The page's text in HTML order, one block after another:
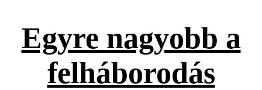
Egyre nagyobb a
felháborodás